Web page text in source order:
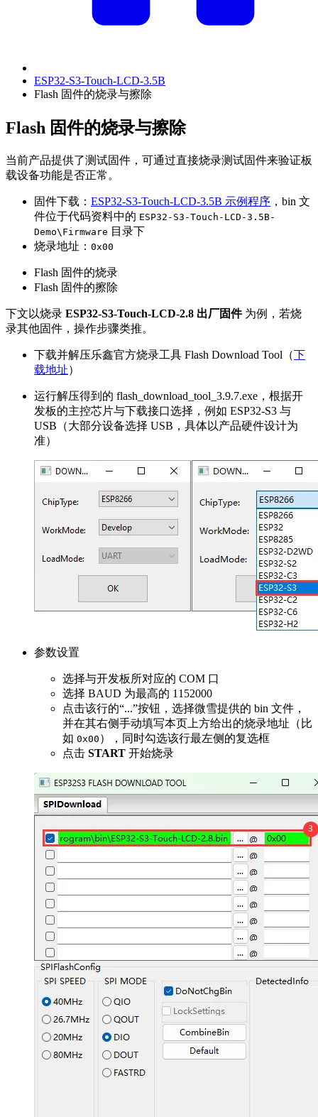
ESP32-S3-Touch-LCD-3.5B
Flash 固件的烧录与擦除
Flash 固件的烧录与擦除
当前产品提供了测试固件，可通过直接烧录测试固件来验证板
载设备功能是否正常。
固件下载： ESP32-S3-Touch-LCD-3.5B 示例程序 ，bin 文
件位于代码资料中的 ESP32-S3-Touch-LCD-3.5B-
Demo\Firmware 目录下
烧录地址： 0x00
Flash 固件的烧录
Flash 固件的擦除
下文以烧录 ESP32-S3-Touch-LCD-2.8 出厂固件为例，若烧
录其他固件，操作步骤类推。
下载并解压乐鑫官方烧录工具 Flash Download Tool（下
载地址）
运行解压得到的 flash_download_tool_3.9.7.exe，根据开
发板的主控芯片与下载接口选择，例如 ESP32-S3 与
USB（大部分设备选择 USB，具体以产品硬件设计为
准）
参数设置
选择与开发板所对应的 COM 口
选择 BAUD 为最高的 1152000
点击该行的“...”按钮，选择微雪提供的 bin 文件，
并在其右侧手动填写本页上方给出的烧录地址（比
如 0x00 ），同时勾选该行最左侧的复选框
点击 START 开始烧录